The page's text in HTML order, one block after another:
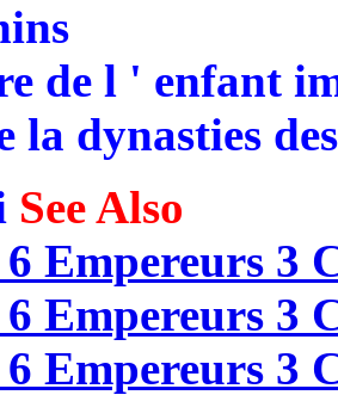
de l ' enfant
la dynasties
See Also
Empereurs 3
Empereurs 3
Empereurs 3